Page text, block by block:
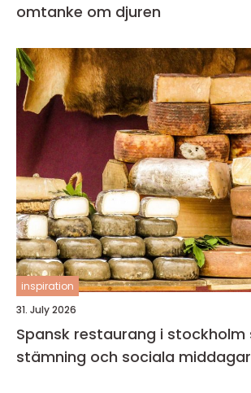
omtanke om djuren
inspiration
31. July 2026
Spansk restaurang i stockholm smaker,
stämning och sociala middagar